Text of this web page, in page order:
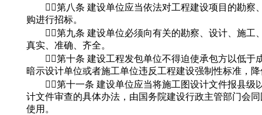
第八条 建设单位应当依法对工程建设项目的勘察
购进行招标。
第九条 建设单位必须向有关的勘察、设计、施工
真实、准确、齐全。
第十条 建设工程发包单位不得迫使承包方以低于
暗示设计单位或者施工单位违反工程建设强制性标准，
第十一条 建设单位应当将施工图设计文件报县级
计文件审查的具体办法，由国务院建设行政主管部门会
使用。